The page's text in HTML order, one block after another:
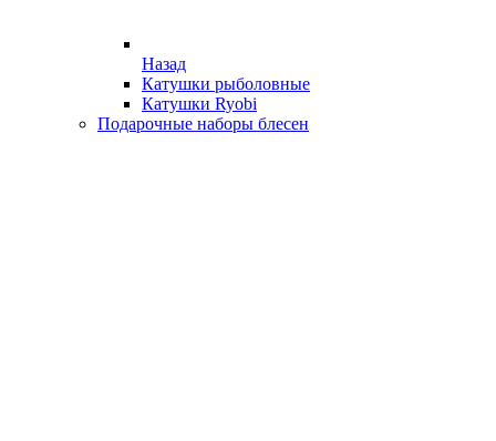
Назад
Катушки рыболовные
Катушки Ryobi
Подарочные наборы блесен